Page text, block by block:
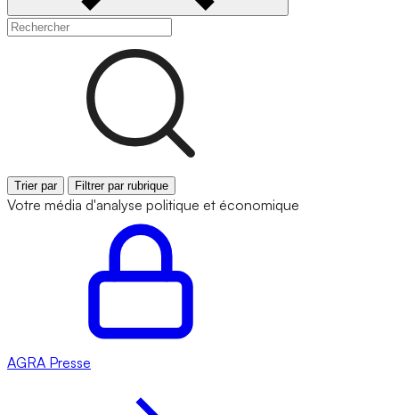
Trier par Filtrer par rubrique
Votre média d'analyse politique et économique
AGRA Presse